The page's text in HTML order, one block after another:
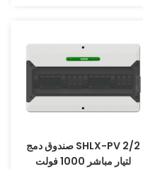
صندوق دمج SHLX-PV 2/2
لتيار مباشر 1000 فولت